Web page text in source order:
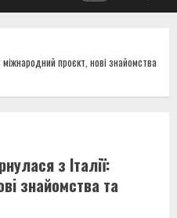
проєкт, нові знайомства
з Італії:
знайомства та